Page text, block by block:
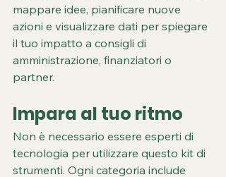
mappare idee, pianificare nuove
azioni e visualizzare dati per spiegare
il tuo impatto a consigli di
amministrazione, finanziatori o
partner.
Impara al tuo ritmo
Non è necessario essere esperti di
tecnologia per utilizzare questo kit di
strumenti. Ogni categoria include